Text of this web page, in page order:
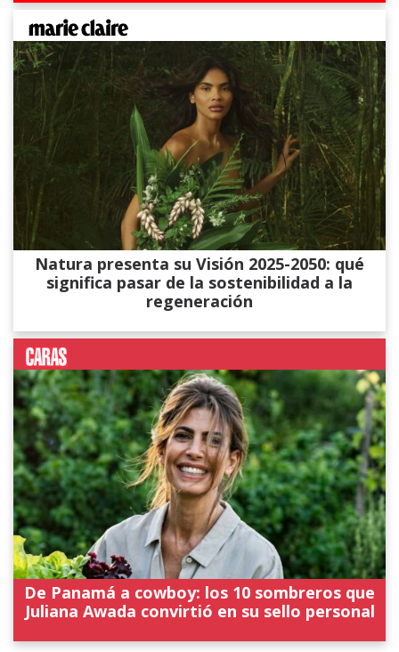
Natura presenta su Visión 2025-2050: qué
significa pasar de la sostenibilidad a la
regeneración
De Panamá a cowboy: los 10 sombreros que
Juliana Awada convirtió en su sello personal